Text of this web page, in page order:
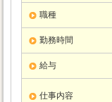
職種
勤務時間
給与
仕事内容